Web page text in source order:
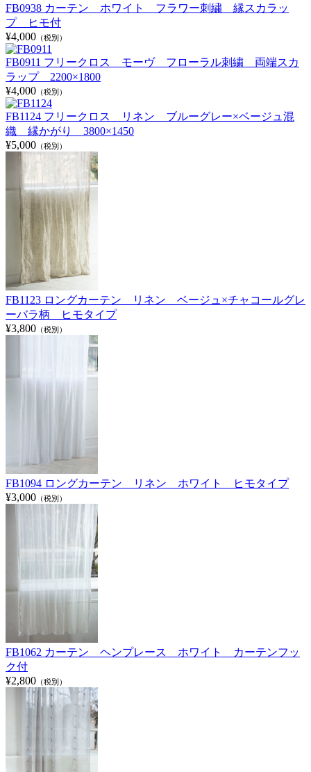
FB0938 カーテン ホワイト フラワー刺繍 縁スカラッ
プ ヒモ付
¥4,000 （税別）
FB0911 フリークロス モーヴ フローラル刺繍 両端スカ
ラップ 2200×1800
¥4,000 （税別）
FB1124 フリークロス リネン ブルーグレー×ベージュ混
織 縁かがり 3800×1450
¥5,000 （税別）
FB1123 ロングカーテン リネン ベージュ×チャコールグレ
ーバラ柄 ヒモタイプ
¥3,800 （税別）
FB1094 ロングカーテン リネン ホワイト ヒモタイプ
¥3,000 （税別）
FB1062 カーテン ヘンプレース ホワイト カーテンフッ
ク付
¥2,800 （税別）